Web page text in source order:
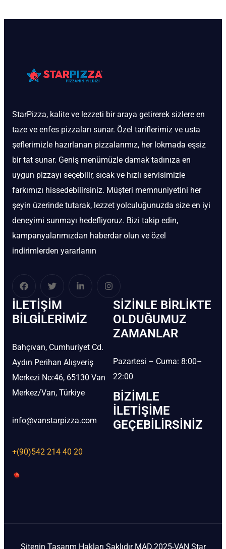
StarPizza, kalite ve lezzeti bir araya getirerek sizlere en
taze ve enfes pizzaları sunar. Özel tariflerimiz ve usta
şeflerimizle hazırlanan pizzalarımız, her lokmada eşsiz
bir tat sunar. Geniş menümüzle damak tadınıza en
uygun pizzayı seçebilir, sıcak ve hızlı servisimizle
farkımızı hissedebilirsiniz. Müşteri memnuniyetini her
şeyin üzerinde tutarak, lezzet yolculuğunuzda size en iyi
deneyimi sunmayı hedefliyoruz. Bizi takip edin,
kampanyalarımızdan haberdar olun ve özel
indirimlerden yararlanın
İLETIŞIM
BİLGILERIMIZ
Bahçıvan, Cumhuriyet Cd.
Aydın Perihan Alışveriş
Merkezi No:46, 65130 Van
Merkez/Van, Türkiye
info@vanstarpizza.com
+(90)542 214 40 20
SIZINLE BIRLIKTE
OLDUĞUMUZ
ZAMANLAR
Pazartesi – Cuma: 8:00–
22:00
BIZIMLE
İLETIŞIME
GEÇEBILIRSINIZ
Sitenin Tasarım Hakları Saklıdır MAD.2025-VAN Star